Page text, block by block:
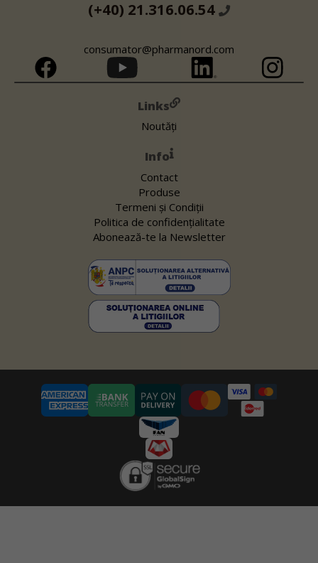
(+40) 21.316.06.54
consumator@pharmanord.com
Links
Noutăți
Info
Contact
Produse
Termeni și Condiții
Politica de confidențialitate
Abonează-te la Newsletter